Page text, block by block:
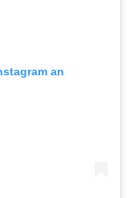
an